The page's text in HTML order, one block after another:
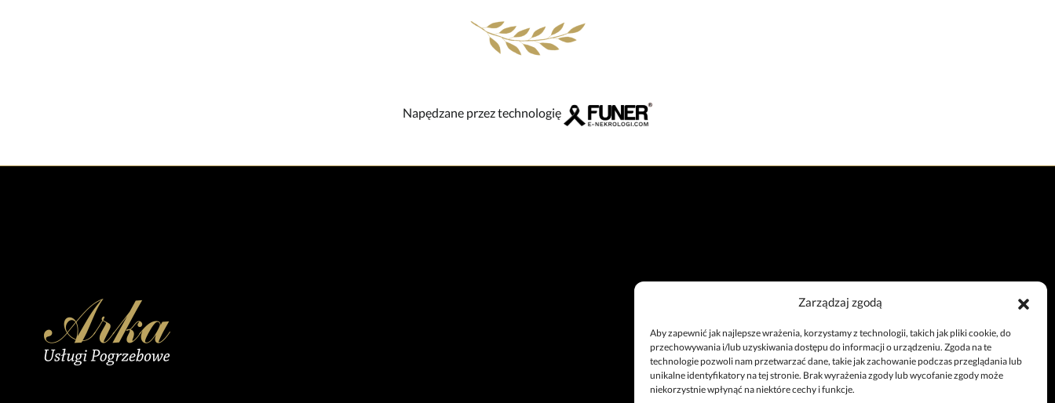
Zarządzaj zgodą
Aby zapewnić jak najlepsze wrażenia, korzystamy z technologii, takich jak pliki cookie, do
przechowywania i/lub uzyskiwania dostępu do informacji o urządzeniu. Zgoda na te
technologie pozwoli nam przetwarzać dane, takie jak zachowanie podczas przeglądania lub
unikalne identyfikatory na tej stronie. Brak wyrażenia zgody lub wycofanie zgody może
niekorzystnie wpłynąć na niektóre cechy i funkcje.
Napędzane przez technologię
Całodobowy telefon
+48 67 212 25 99